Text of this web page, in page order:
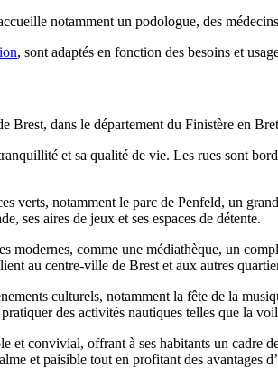
notamment un podologue, des
, sont adaptés en fonction des besoins et
Brest, dans le département du Finistère en
et sa qualité de vie. Les rues sont
verts, notamment le parc de Penfeld, un
ses aires de jeux et ses espaces de détente.
modernes, comme une médiathèque, un
au centre-ville de Brest et aux autres
culturels, notamment la fête de la
des activités nautiques telles que la
et convivial, offrant à ses habitants un
et paisible tout en profitant des avantages